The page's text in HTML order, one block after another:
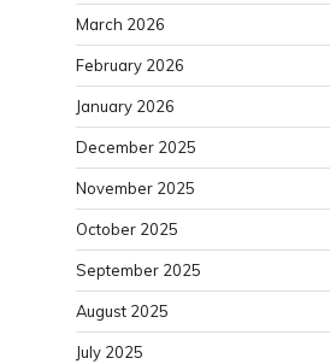
March 2026
February 2026
January 2026
December 2025
November 2025
October 2025
September 2025
August 2025
July 2025